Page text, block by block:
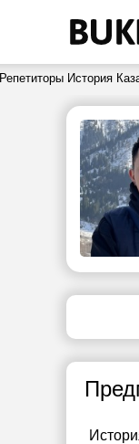
Репетиторы История